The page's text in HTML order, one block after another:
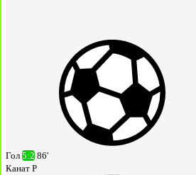
Гол 5:2 86'
Канат Р